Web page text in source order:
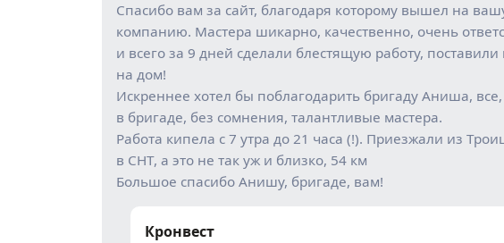
Спасибо вам за сайт, благодаря которому вышел на
компанию. Мастера шикарно, качественно, очень
и всего за 9 дней сделали блестящую работу,
на дом!
Искреннее хотел бы поблагодарить бригаду Аниша,
в бригаде, без сомнения, талантливые мастера.
Работа кипела с 7 утра до 21 часа (!). Приезжали из
в СНТ, а это не так уж и близко, 54 км
Большое спасибо Анишу, бригаде, вам!
Кронвест